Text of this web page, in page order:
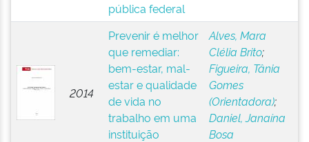
pública federal
2014
Prevenir é melhor
que remediar:
bem-estar, mal-
estar e qualidade
de vida no
trabalho em uma
instituição
Alves, Mara
Clélia Brito;
Figueira, Tânia
Gomes
(Orientadora);
Daniel, Janaína
Bosa